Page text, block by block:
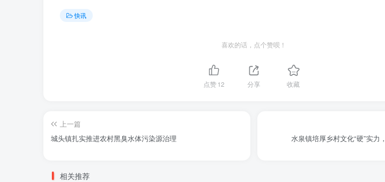
快讯
喜欢的话，点个赞呗！
点赞12 分享 收藏
上一篇
城头镇扎实推进农村黑臭水体污染源治理
水泉镇培厚乡村文化“硬”实力
相关推荐